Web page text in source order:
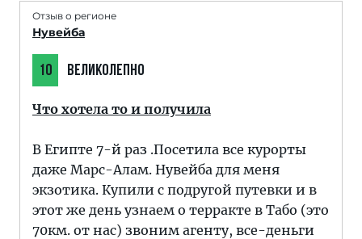
Отзыв о регионе
Нувейба
10 ВЕЛИКОЛЕПНО
Что хотела то и получила
В Египте 7-й раз .Посетила все курорты
даже Марс-Алам. Нувейба для меня
экзотика. Купили с подругой путевки и в
этот же день узнаем о терракте в Табо (это
70км. от нас) звоним агенту, все-деньги